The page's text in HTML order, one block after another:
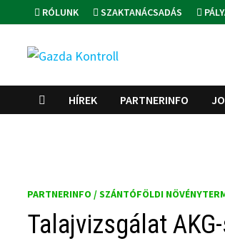
to
content
RÓLUNK SZAKTANÁCSADÁS
HÍREK PARTNERINFO
PARTNERINFO / SZÁNTÓFÖLDI
Talajvizsgálat